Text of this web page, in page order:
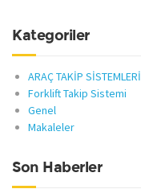
Kategoriler
ARAÇ TAKİP SİSTEMLERİ
Forklift Takip Sistemi
Genel
Makaleler
Son Haberler